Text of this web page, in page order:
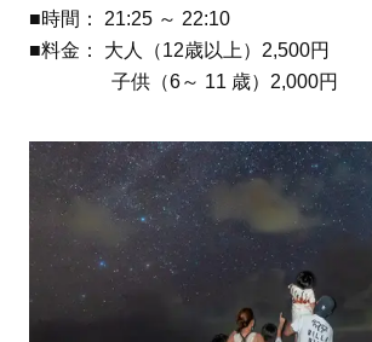
■時間： 21:25 ～ 22:10
■料金： 大人（12歳以上）2,500円
子供（6～ 11 歳）2,000円